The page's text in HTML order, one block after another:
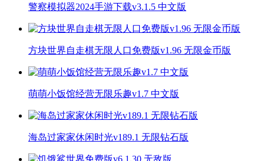
警察模拟器2024手游下载v3.1.5 中文版
方块世界自走棋无限人口免费版v1.96 无限金币版
萌萌小饭馆经营无限乐趣v1.7 中文版
海岛过家家休闲时光v189.1 无限钻石版